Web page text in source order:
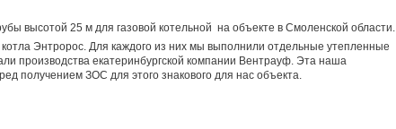
высотой 25 м для газовой котельной на объекте в Смоленской области.
котла Энтророс. Для каждого из них мы выполнили отдельные утепленные
производства екатеринбургской компании Вентрауф. Эта наша
получением ЗОС для этого знакового для нас объекта.